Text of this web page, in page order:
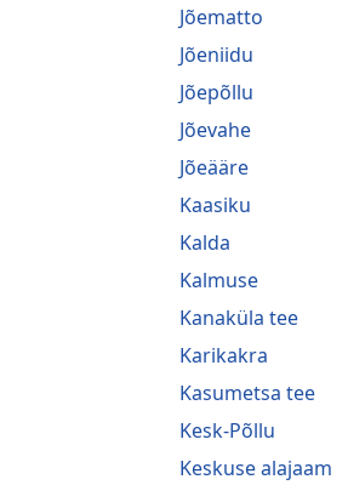
Jõematto
Jõeniidu
Jõepõllu
Jõevahe
Jõeääre
Kaasiku
Kalda
Kalmuse
Kanaküla tee
Karikakra
Kasumetsa tee
Kesk-Põllu
Keskuse alajaam